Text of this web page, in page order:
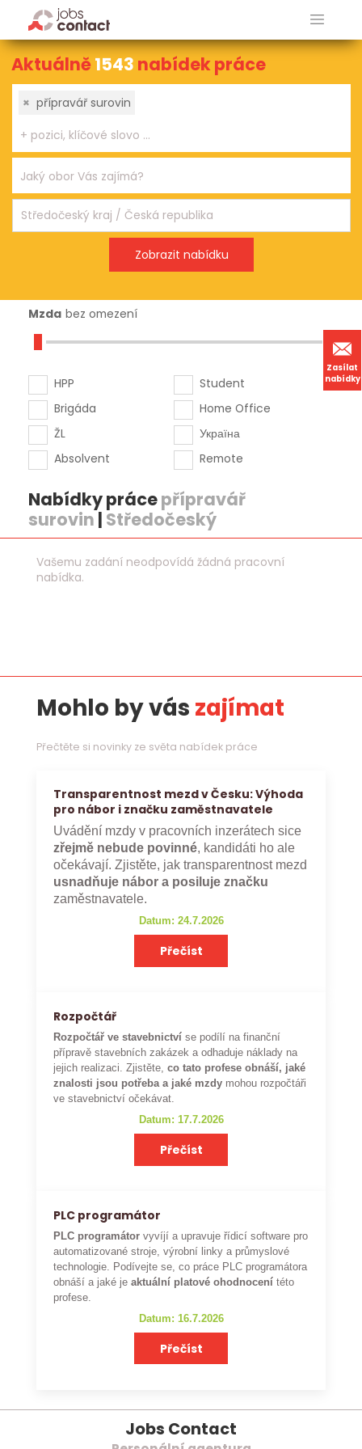
Zasílat
nabídky
Aktuálně1543 nabídek práce
× přípravář surovin
Mzda bez omezení
HPP
Brigáda
ŽL
Absolvent
Student
Home Office
Україна
Remote
Nabídky prácepřípravář
surovin | Středočeský
Vašemu zadání neodpovídá žádná pracovní
nabídka.
Mohlo by vás zajímat
Přečtěte si novinky ze světa nabídek práce
Transparentnost mezd v Česku: Výhoda
pro nábor i značku zaměstnavatele
Uvádění mzdy v pracovních inzerátech sice
zřejmě nebude povinné, kandidáti ho ale
očekávají. Zjistěte, jak transparentnost mezd
usnadňuje nábor a posiluje značku
zaměstnavatele.
Datum: 24.7.2026
Přečíst
Rozpočtář
Rozpočtář ve stavebnictví se podílí na finanční
přípravě stavebních zakázek a odhaduje náklady na
jejich realizaci. Zjistěte,co tato profese obnáší, jaké
znalosti jsou potřeba a jaké mzdy mohou rozpočtáři
ve stavebnictví očekávat.
Datum: 17.7.2026
Přečíst
PLC programátor
PLC programátor vyvíjí a upravuje řídicí software pro
automatizované stroje, výrobní linky a průmyslové
technologie. Podívejte se, co práce PLC programátora
obnáší a jaké je aktuální platové ohodnocení této
profese.
Datum: 16.7.2026
Přečíst
Jobs Contact